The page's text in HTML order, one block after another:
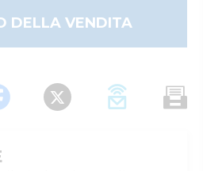
DELLA VENDITA